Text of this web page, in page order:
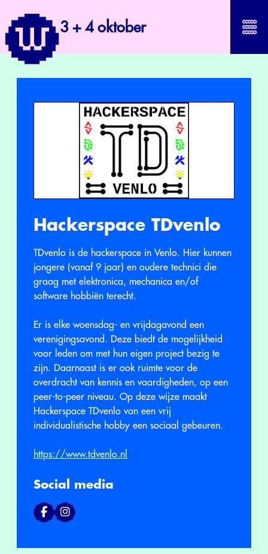
3 + 4 oktober
Hackerspace TDvenlo
TDvenlo is de hackerspace in Venlo. Hier kunnen
jongere (vanaf 9 jaar) en oudere technici die
graag met elektronica, mechanica en/of
software hobbiën terecht.
Er is elke woensdag- en vrijdagavond een
verenigingsavond. Deze biedt de mogelijkheid
voor leden om met hun eigen project bezig te
zijn. Daarnaast is er ook ruimte voor de
overdracht van kennis en vaardigheden, op een
peer-to-peer niveau. Op deze wijze maakt
Hackerspace TDvenlo van een vrij
individualistische hobby een sociaal gebeuren.
https://www.tdvenlo.nl
Social media